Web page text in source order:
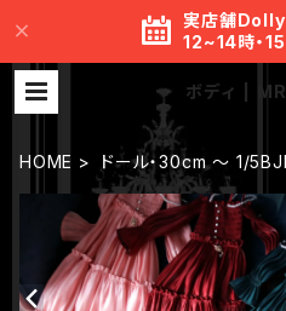
実店舗
12~14時・
ボディ |
HOME ドール・30cm ～ 1/